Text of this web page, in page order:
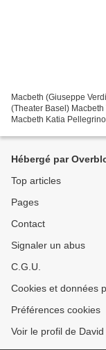
Macbeth (Giuseppe
(Theater Basel)
Macbeth Katia
Hébergé par
Top articles
Pages
Contact
Signaler un abus
C.G.U.
Cookies et données
Préférences cookies
Voir le profil de